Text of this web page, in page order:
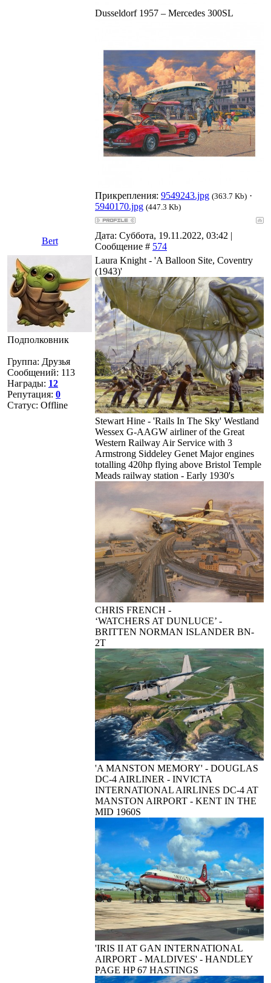
Dusseldorf 1957 – Mercedes 300SL
Прикрепления: 9549243.jpg (363.7 Kb) ·
5940170.jpg (447.3 Kb)
Bert
Дата: Суббота, 19.11.2022, 03:42 |
Сообщение # 574
Подполковник
Группа: Друзья
Сообщений: 113
Награды: 12
Репутация: 0
Статус: Offline
Laura Knight - 'A Balloon Site, Coventry
(1943)'
Stewart Hine - 'Rails In The Sky' Westland
Wessex G-AAGW airliner of the Great
Western Railway Air Service with 3
Armstrong Siddeley Genet Major engines
totalling 420hp flying above Bristol Temple
Meads railway station - Early 1930's
CHRIS FRENCH -
‘WATCHERS AT DUNLUCE’ -
BRITTEN NORMAN ISLANDER BN-
2T
'A MANSTON MEMORY' - DOUGLAS
DC-4 AIRLINER - INVICTA
INTERNATIONAL AIRLINES DC-4 AT
MANSTON AIRPORT - KENT IN THE
MID 1960S
'IRIS II AT GAN INTERNATIONAL
AIRPORT - MALDIVES' - HANDLEY
PAGE HP 67 HASTINGS